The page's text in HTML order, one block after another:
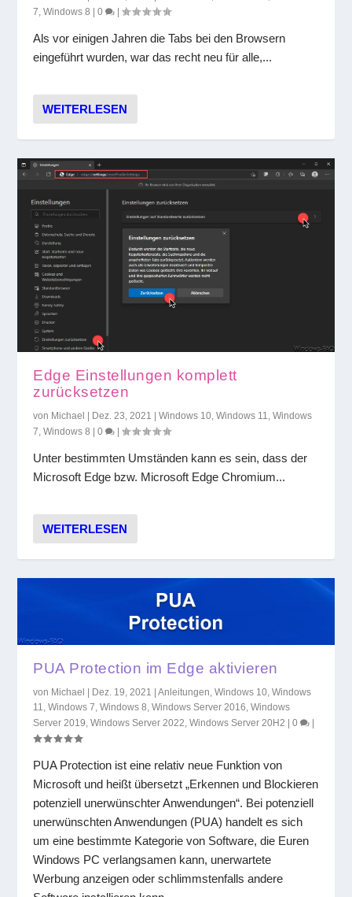
7 ,Windows 8 |0 |
Als vor einigen Jahren die Tabs bei den Browsern
eingeführt wurden, war das recht neu für alle,...
WEITERLESEN
Edge Einstellungen komplett
zurücksetzen
von Michael Dez. 23, 2021 |Windows 10,Windows 11,Windows
7,Windows 8 |0 |
Unter bestimmten Umständen kann es sein, dass der
Microsoft Edge bzw. Microsoft Edge Chromium...
WEITERLESEN
PUA Protection im Edge aktivieren
von Michael Dez. 19, 2021 |Anleitungen,Windows 10,Windows
11,Windows 7,Windows 8,Windows Server 2016,Windows
Server 2019,Windows Server 2022,Windows Server 20H2 |0
PUA Protection ist eine relativ neue Funktion von
Microsoft und heißt übersetzt „Erkennen und Blockieren
potenziell unerwünschter Anwendungen“. Bei potenziell
unerwünschten Anwendungen (PUA) handelt es sich
um eine bestimmte Kategorie von Software, die Euren
Windows PC verlangsamen kann, unerwartete
Werbung anzeigen oder schlimmstenfalls andere